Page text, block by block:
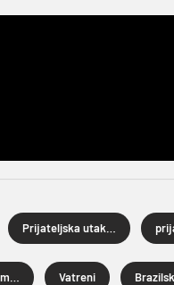
Vatreni